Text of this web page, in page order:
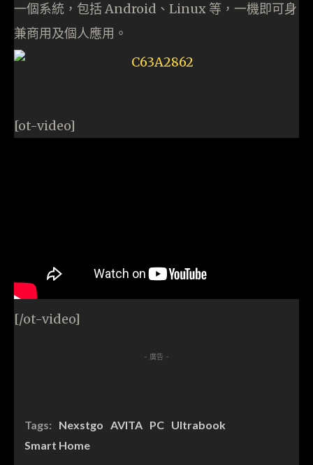
一個系統，包括 Android、Linux 等，一機即可身
兼商用及個人應用。
[ot-video]
[/ot-video]
- 廣告 -
Tags: Nexstgo AVITA PC Ultrabook
Smart Home